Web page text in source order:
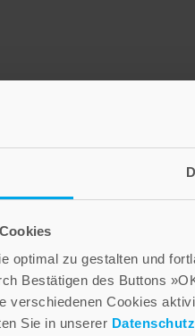
optimal zu gestalten und
Bestätigen des Buttons
verschiedenen Cookies
Sie in unserer
LEBE GUT MAGAZIN